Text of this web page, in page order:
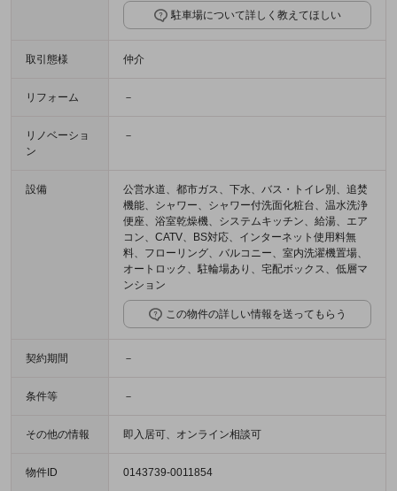
駐車場について詳しく教えてほしい
取引態様 仲介
リフォーム －
リノベーショ
ン
－
設備
公営水道、都市ガス、下水、バス・トイレ別、追焚
機能、シャワー、シャワー付洗面化粧台、温水洗浄
便座、浴室乾燥機、システムキッチン、給湯、エア
コン、CATV、BS対応、インターネット使用料無
料、フローリング、バルコニー、室内洗濯機置場、
オートロック、駐輪場あり、宅配ボックス、低層マ
ンション
この物件の詳しい情報を送ってもらう
契約期間 －
条件等 －
その他の情報 即入居可、オンライン相談可
物件ID 0143739-0011854